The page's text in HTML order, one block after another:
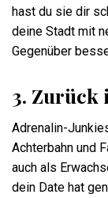
hast du sie dir
deine Stadt mit
Gegenüber
3. Zurück
Adrenalin-
Achterbahn und
auch als
dein Date hat